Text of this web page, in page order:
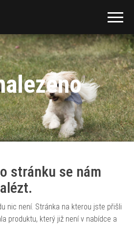
stránku se nám
nic není. Stránka na kterou jste přišli
produktu, který již není v nabídce a